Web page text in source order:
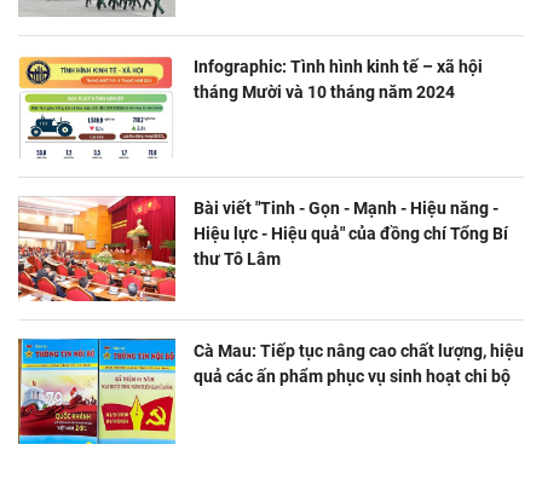
Infographic: Tình hình kinh tế – xã hội
tháng Mười và 10 tháng năm 2024
Bài viết "Tinh - Gọn - Mạnh - Hiệu năng -
Hiệu lực - Hiệu quả" của đồng chí Tổng Bí
thư Tô Lâm
Cà Mau: Tiếp tục nâng cao chất lượng, hiệu
quả các ấn phẩm phục vụ sinh hoạt chi bộ